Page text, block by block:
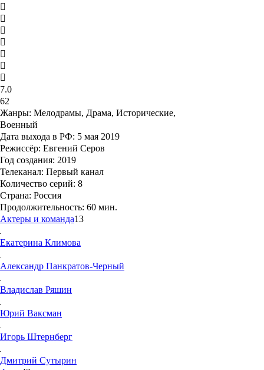
7.0
62
Жанры: Мелодрамы, Драма, Исторические,
Военный
Дата выхода в РФ: 5 мая 2019
Режиссёр: Евгений Серов
Год создания: 2019
Телеканал: Первый канал
Количество серий: 8
Страна: Россия
Продолжительность: 60 мин.
Актеры и команда13
Екатерина Климова
Александр Панкратов-Черный
Владислав Ряшин
Юрий Ваксман
Игорь Штернберг
Дмитрий Сутырин